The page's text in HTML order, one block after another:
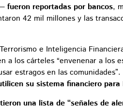
fueron reportadas por bancos,
42 mil millones y las
e Inteligencia
a los cárteles “envenenar a los
estragos en las
su sistema financiero
una lista de “señales de